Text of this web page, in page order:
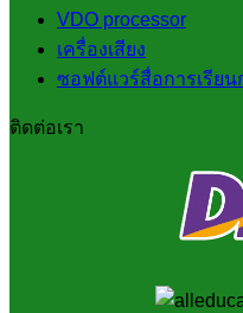
VDO processor
เครื่องเสียง
ซอฟต์แวร์สื่อการเรีย
ติดต่อเรา